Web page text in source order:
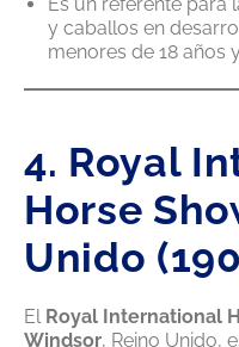
y caballos en
menores de 18 años
4. Royal
Horse
Unido
El Royal International
Windsor, Reino Unido,